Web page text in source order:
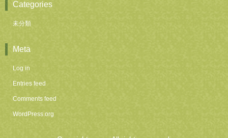
Categories
未分類
Meta
Log in
Entries feed
Comments feed
WordPress.org